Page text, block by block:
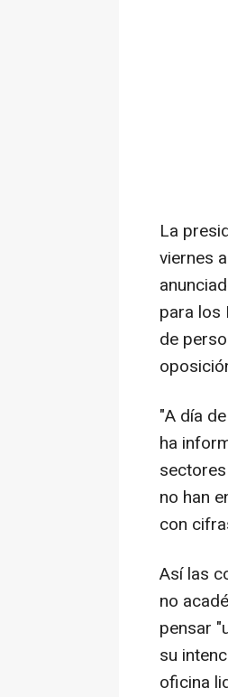
La
viernes
para los
de
"A día
ha
no han
con
Así las
no
pensar
su
oficina